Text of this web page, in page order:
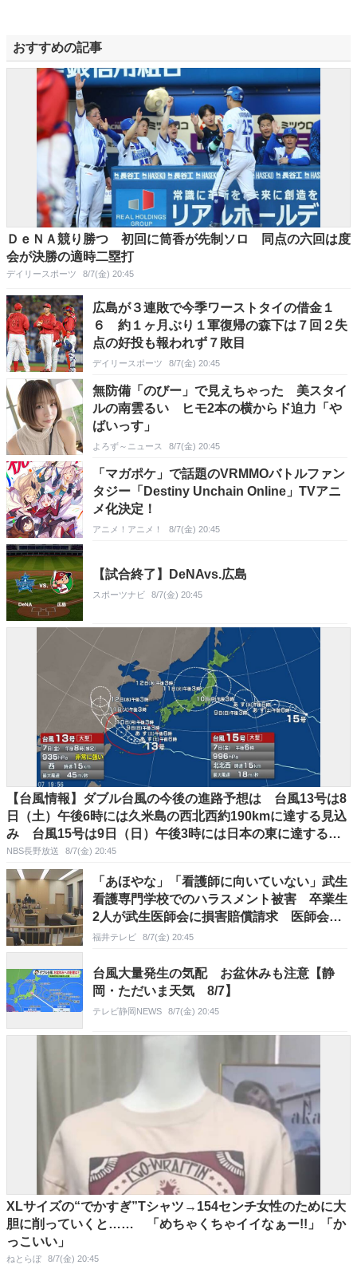
おすすめの記事
ＤｅＮＡ競り勝つ 初回に筒香が先制ソロ 同点の六回は度
会が決勝の適時二塁打
デイリースポーツ 8/7(金) 20:45
広島が３連敗で今季ワーストタイの借金１
６ 約１ヶ月ぶり１軍復帰の森下は７回２失
点の好投も報われず７敗目
デイリースポーツ 8/7(金) 20:45
無防備「のびー」で見えちゃった 美スタイ
ルの南雲るい ヒモ2本の横からド迫力「や
ばいっす」
よろず～ニュース 8/7(金) 20:45
「マガポケ」で話題のVRMMOバトルファン
タジー「Destiny Unchain Online」TVアニ
メ化決定！
アニメ！アニメ！ 8/7(金) 20:45
【試合終了】DeNAvs.広島
スポーツナビ 8/7(金) 20:45
【台風情報】ダブル台風の今後の進路予想は 台風13号は8
日（土）午後6時には久米島の西北西約190kmに達する見込
み 台風15号は9日（日）午後3時には日本の東に達する見
通し
NBS長野放送 8/7(金) 20:45
「あほやな」「看護師に向いていない」武生
看護専門学校でのハラスメント被害 卒業生
2人が武生医師会に損害賠償請求 医師会は
争う姿勢
福井テレビ 8/7(金) 20:45
台風大量発生の気配 お盆休みも注意【静
岡・ただいま天気 8/7】
テレビ静岡NEWS 8/7(金) 20:45
XLサイズの“でかすぎ”Tシャツ→154センチ女性のために大
胆に削っていくと…… 「めちゃくちゃイイなぁー!!」「か
っこいい」
ねとらぼ 8/7(金) 20:45